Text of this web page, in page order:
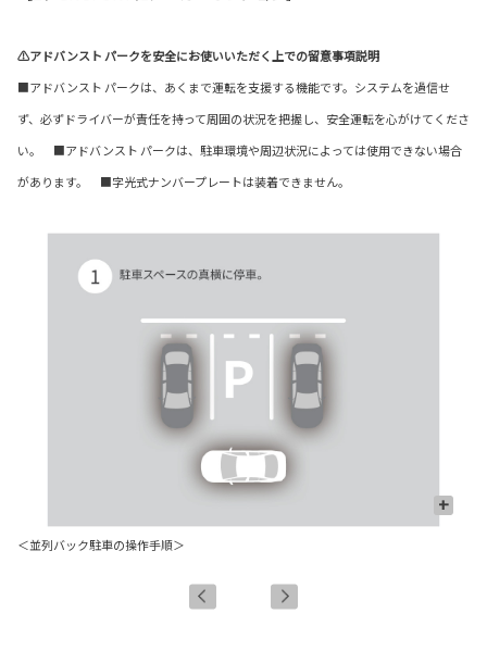
⚠アドバンスト パークを安全にお使いいただく上での留意事項説明
■アドバンスト パークは、あくまで運転を支援する機能です。システムを過信せ
ず、必ずドライバーが責任を持って周囲の状況を把握し、安全運転を心がけてくださ
い。 ■アドバンスト パークは、駐車環境や周辺状況によっては使用できない場合
があります。 ■字光式ナンバープレートは装着できません。
+
＜並列バック駐車の操作手順＞